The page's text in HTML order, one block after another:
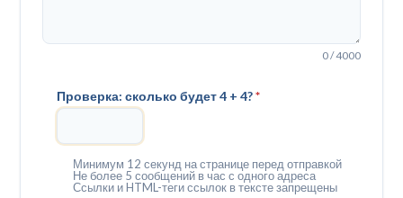
0 / 4000
Проверка: сколько будет 4 + 4?*
Минимум 12 секунд на странице перед отправкой
Не более 5 сообщений в час с одного адреса
Ссылки и HTML-теги ссылок в тексте запрещены